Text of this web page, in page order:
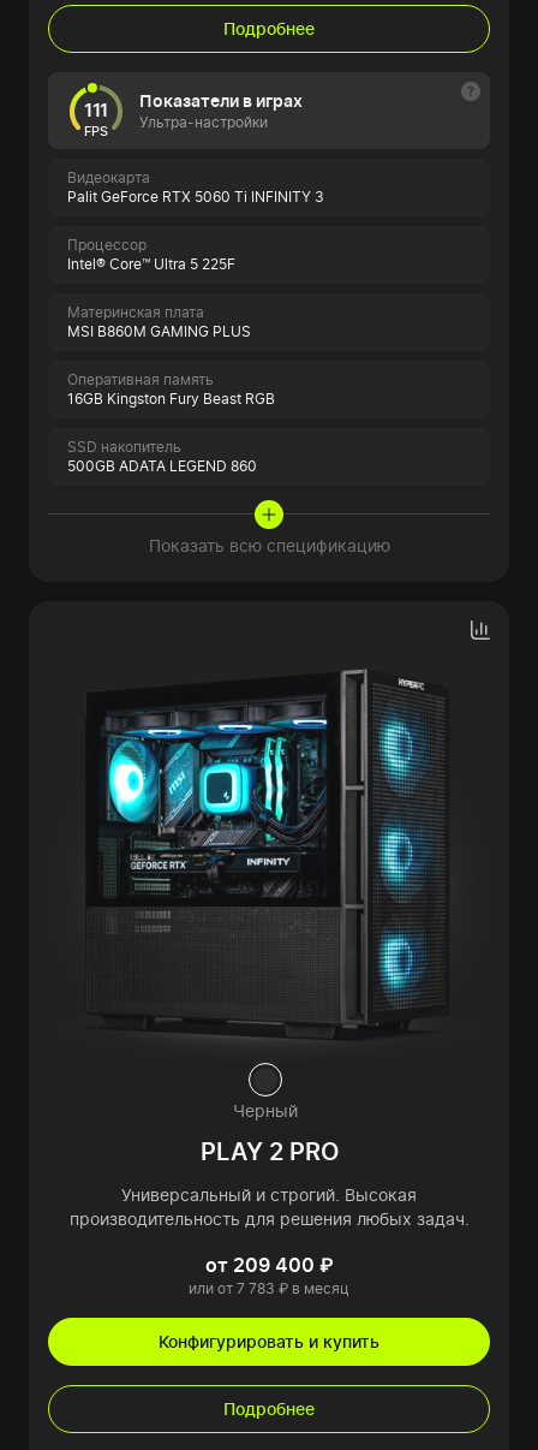
Подробнее
111
FPS
Показатели в играх
Ультра-настройки
Видеокарта
Palit GeForce RTX 5060 Ti INFINITY 3
Процессор
Intel® Core™ Ultra 5 225F
Материнская плата
MSI B860M GAMING PLUS
Оперативная память
16GB Kingston Fury Beast RGB
SSD накопитель
500GB ADATA LEGEND 860
Показать всю спецификацию
Черный
PLAY 2 PRO
Универсальный и строгий. Высокая
производительность для решения любых задач.
от 209 400 ₽
или от 7 783 ₽ в месяц
Конфигурировать и купить
Подробнее